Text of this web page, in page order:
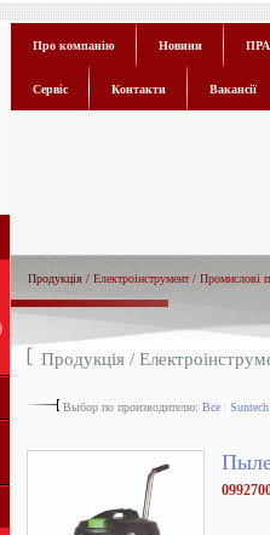
Про компанію Новини
Сервіс Контакти Вакансії
Продукція / Електроінструмент/ Промислові
Продукція /
Выбор по производителю: Все Suntech